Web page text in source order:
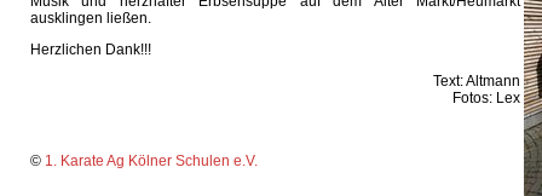
ausklingen ließen.
Herzlichen Dank!!!
Text: Altmann
Fotos: Lex
© 1. Karate Ag Kölner Schulen e.V.